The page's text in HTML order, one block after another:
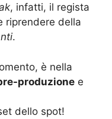
, infatti, il regista
riprendere della
.
è nella
produzione e
dello spot!